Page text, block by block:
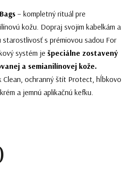
– kompletný rituál pre
kožu. Dopraj svojim kabelkám a
starostlivosť s prémiovou sadou For
systém je špeciálne zostavený
a semianilínovej kože.
Clean, ochranný štít Protect, hĺbkovo
a jemnú aplikačnú kefku.